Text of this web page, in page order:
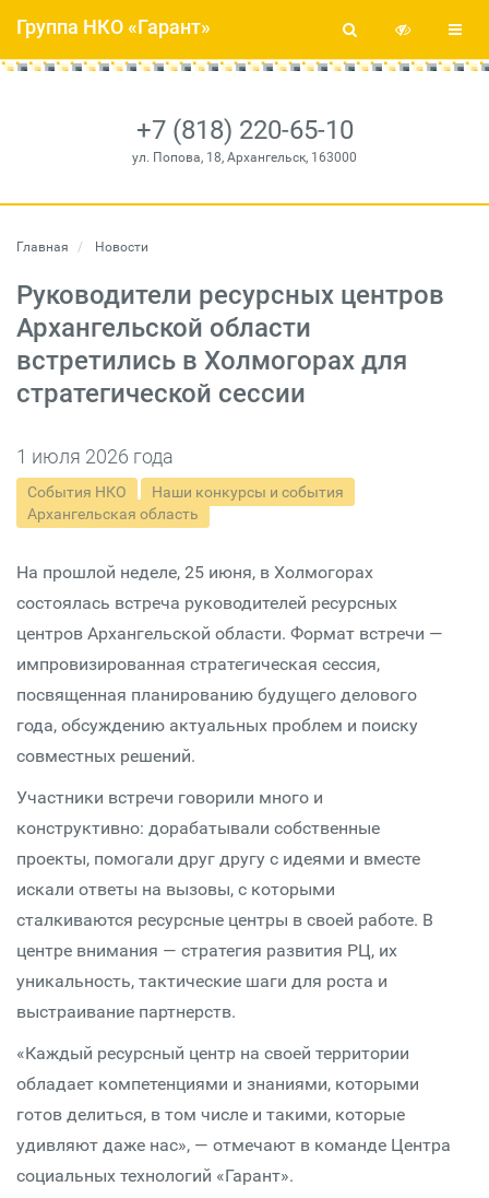
+7 (818) 220-65-10
ул. Попова, 18, Архангельск, 163000
Группа НКО «Гарант»
Главная Новости
Руководители ресурсных центров
Архангельской области
встретились в Холмогорах для
стратегической сессии
1 июля 2026 года
События НКО
Наши конкурсы и события
Архангельская область
На прошлой неделе, 25 июня, в Холмогорах
состоялась встреча руководителей ресурсных
центров Архангельской области. Формат встречи —
импровизированная стратегическая сессия,
посвященная планированию будущего делового
года, обсуждению актуальных проблем и поиску
совместных решений.
Участники встречи говорили много и
конструктивно: дорабатывали собственные
проекты, помогали друг другу с идеями и вместе
искали ответы на вызовы, с которыми
сталкиваются ресурсные центры в своей работе. В
центре внимания — стратегия развития РЦ, их
уникальность, тактические шаги для роста и
выстраивание партнерств.
«Каждый ресурсный центр на своей территории
обладает компетенциями и знаниями, которыми
готов делиться, в том числе и такими, которые
удивляют даже нас», — отмечают в команде Центра
социальных технологий «Гарант».